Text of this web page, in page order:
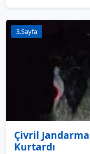
3.Sayfa
Çivril
Kurtardı